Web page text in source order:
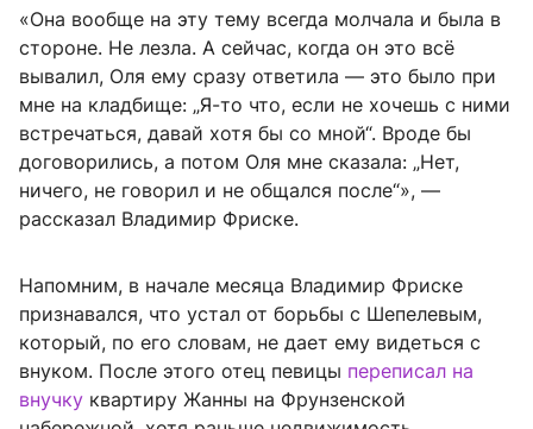
«Она вообще на эту тему всегда молчала и была в
стороне. Не лезла. А сейчас, когда он это всё
вывалил, Оля ему сразу ответила — это было при
мне на кладбище: „Я-то что, если не хочешь с ними
встречаться, давай хотя бы со мной“. Вроде бы
договорились, а потом Оля мне сказала: „Нет,
ничего, не говорил и не общался после“», —
рассказал Владимир Фриске.
Напомним, в начале месяца Владимир Фриске
признавался, что устал от борьбы с Шепелевым,
который, по его словам, не дает ему видеться с
внуком. После этого отец певицы переписал на
внучку квартиру Жанны на Фрунзенской